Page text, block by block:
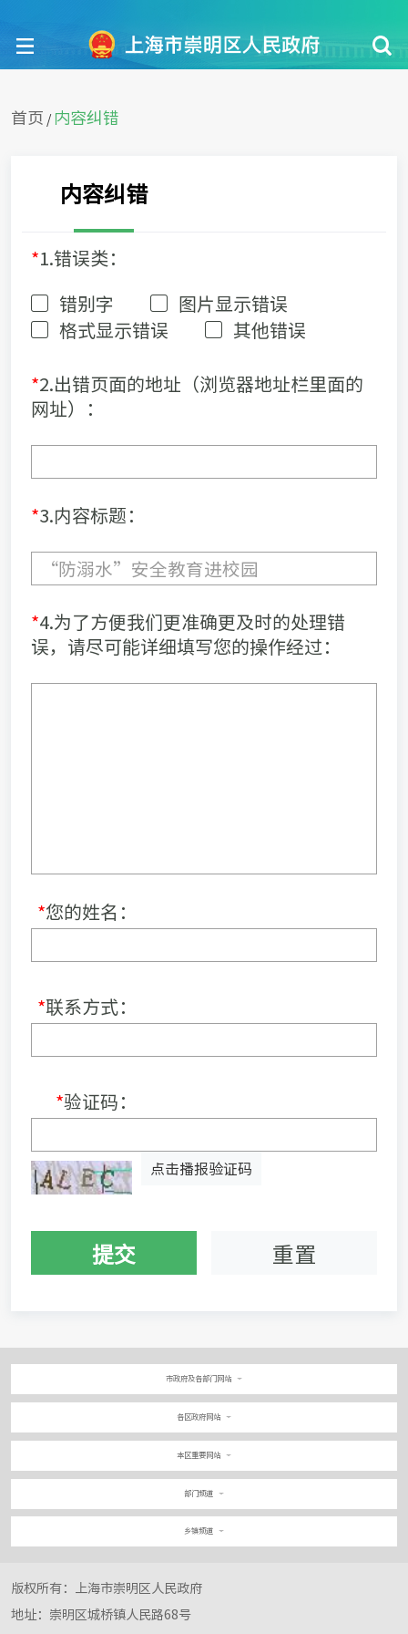
首页 / 内容纠错
内容纠错
*1.错误类：
错别字
图片显示错误
格式显示错误
其他错误
*2.出错页面的地址（浏览器地址栏里面的
网址）：
*3.内容标题：
*4.为了方便我们更准确更及时的处理错
误，请尽可能详细填写您的操作经过：
*您的姓名：
*联系方式：
*验证码：
点击播报验证码
提交 重置
市政府及各部门网站
各区政府网站
本区重要网站
部门频道
乡镇频道
版权所有：上海市崇明区人民政府
地址：崇明区城桥镇人民路68号